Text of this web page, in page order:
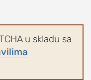
u skladu sa